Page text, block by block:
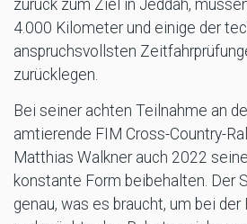
zurück zum Ziel in Jeddah,
4.000 Kilometer und einige der
anspruchsvollsten
zurücklegen.
Bei seiner achten Teilnahme an
amtierende FIM Cross-Country-
Matthias Walkner auch 2022
konstante Form beibehalten. Der
genau, was es braucht, um bei der